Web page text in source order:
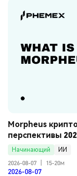
Morpheus
перспективы
Начинающий
ИИ
2026-08-07
15-20м
2026-08-07